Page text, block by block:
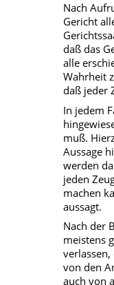
Nach
Gericht
daß das
alle
Wahrheit
daß jeder
In jedem
muß.
Aussage
werden
jeden
machen
aussagt.
Nach der
meistens
von den
auch von